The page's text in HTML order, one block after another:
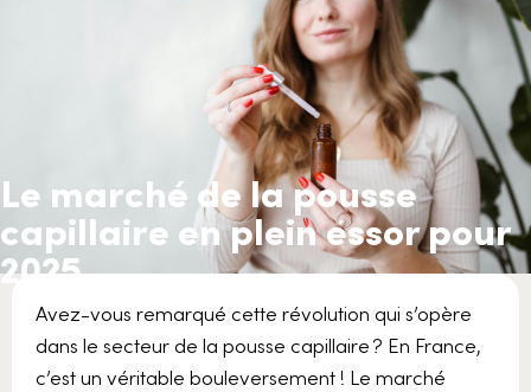
Le marché de la pousse
capillaire en plein essor pour
2025
Avez-vous remarqué cette révolution qui s’opère
dans le secteur de la pousse capillaire ? En France,
c’est un véritable bouleversement ! Le marché